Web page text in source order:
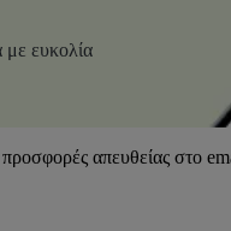
με ευκολία
απευθείας στο